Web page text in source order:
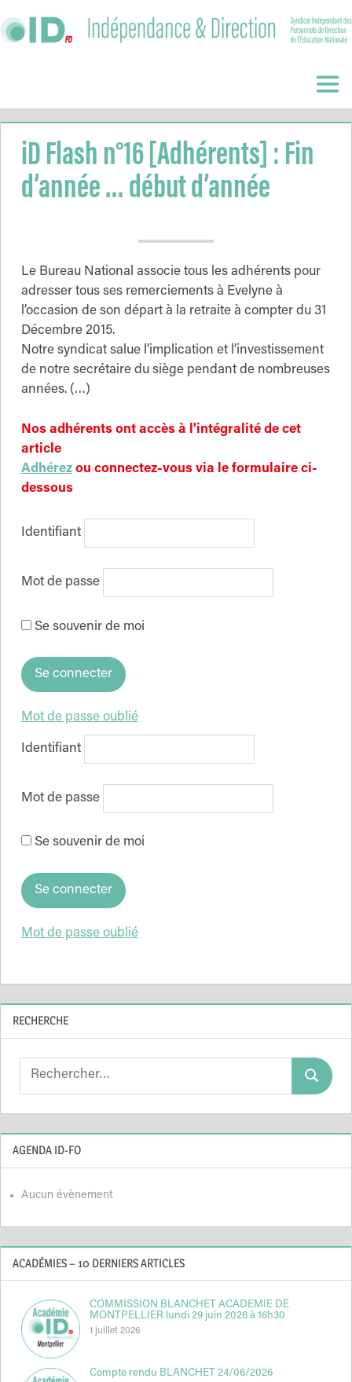
to
Direction
Menu
iD Flash n°16 [Adhérents] : Fin
d’année … début d’année
Le Bureau National associe tous les adhérents pour
adresser tous ses remerciements à Evelyne à
l’occasion de son départ à la retraite à compter du 31
Décembre 2015.
Notre syndicat salue l’implication et l’investissement
de notre secrétaire du siège pendant de nombreuses
années. (…)
Nos adhérents ont accès à l'intégralité de cet
article
Adhérezou connectez-vous via le formulaire ci-
dessous
Identifiant
Mot de passe
Se souvenir de moi
Mot de passe oublié
Identifiant
Mot de passe
Se souvenir de moi
Mot de passe oublié
RECHERCHE
Search
Search
AGENDA ID-FO
Aucun évènement
ACADÉMIES – 10 DERNIERS ARTICLES
COMMISSION BLANCHET ACADEMIE DE
MONTPELLIER lundi 29 juin 2026 à 16h30
1 juillet 2026
Compte rendu BLANCHET 24/06/2026